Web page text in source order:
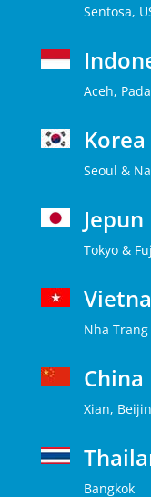
Sentosa,
Aceh,
Korea
Seoul &
Jepun
Tokyo &
Nha Trang
China
Xian,
Bangkok